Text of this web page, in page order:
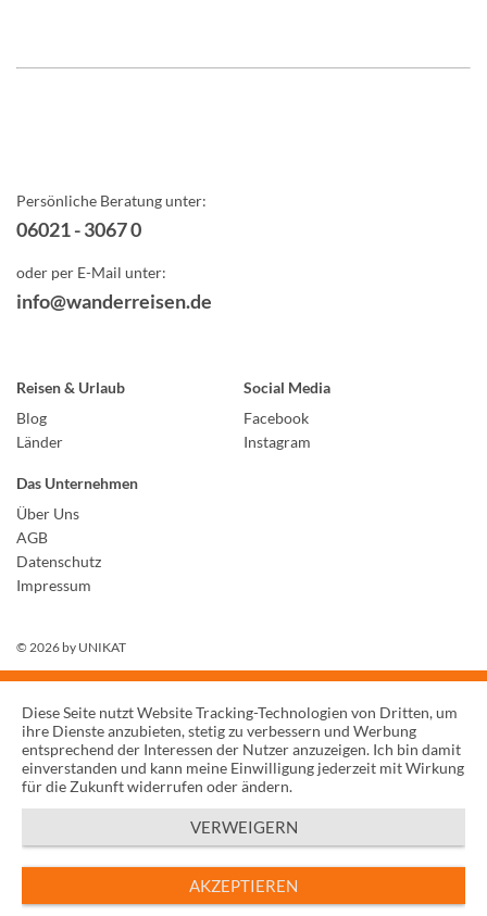
Persönliche Beratung unter:
06021 - 3067 0
oder per E-Mail unter:
info@wanderreisen.de
Reisen & Urlaub
Blog
Länder
Social Media
Facebook
Instagram
Das Unternehmen
Über Uns
AGB
Datenschutz
Impressum
© 2026 by UNIKAT
Diese Seite nutzt Website Tracking-Technologien von Dritten, um
ihre Dienste anzubieten, stetig zu verbessern und Werbung
entsprechend der Interessen der Nutzer anzuzeigen. Ich bin damit
einverstanden und kann meine Einwilligung jederzeit mit Wirkung
für die Zukunft widerrufen oder ändern.
VERWEIGERN
AKZEPTIEREN